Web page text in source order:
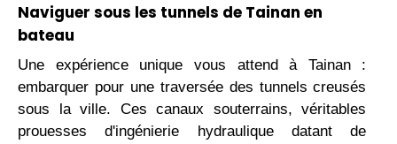
Naviguer sous les tunnels de Tainan en
bateau
Une expérience unique vous attend à Tainan :
embarquer pour une traversée des tunnels creusés
sous la ville. Ces canaux souterrains, véritables
prouesses d'ingénierie hydraulique datant de